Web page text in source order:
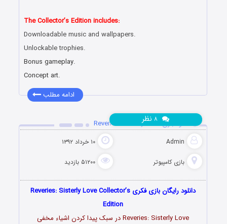
The Collector’s Edition includes:
Downloadable music and wallpapers.
Unlockable trophies.
Bonus gameplay.
Concept art.
ادامه مطلب
دانلود بازی Reveries: Sisterly Love
Admin ۱۰ خرداد ۱۳۹۲
بازی کامپیوتر ۵۱۲۰۰ بازدید
نظر
دانلود رایگان بازی فکری Reveries: Sisterly Love Collector’s
Edition
Reveries: Sisterly Love در سبک پیدا کردن اشیاء مخفی